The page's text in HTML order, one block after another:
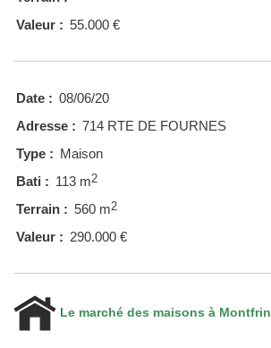
Valeur : 55.000 €
Date : 08/06/20
Adresse : 714 RTE DE FOURNES
Type : Maison
Bati : 113 m2
Terrain : 560 m2
Valeur : 290.000 €
Le marché des maisons à Montfrin